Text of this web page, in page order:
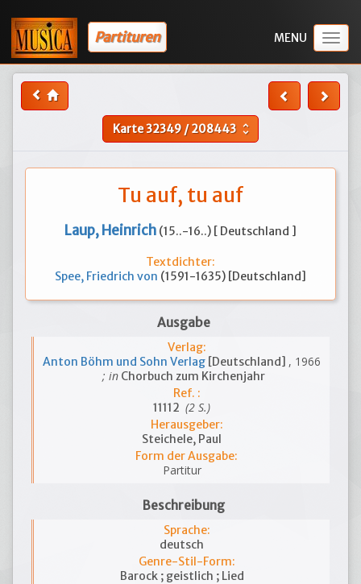
Partituren
Karte32349/208443 unfold_more
Tu auf, tu auf
Laup, Heinrich (15..-16..) [ Deutschland ]
Textdichter:
Spee, Friedrich von (1591-1635) [Deutschland]
Ausgabe
Verlag:
Anton Böhm und Sohn Verlag [Deutschland] , 1966
; in Chorbuch zum Kirchenjahr
Ref. :
11112 (2 S.)
Herausgeber:
Steichele, Paul
Form der Ausgabe:
Partitur
Beschreibung
Sprache:
deutsch
Genre-Stil-Form:
Barock ; geistlich ; Lied